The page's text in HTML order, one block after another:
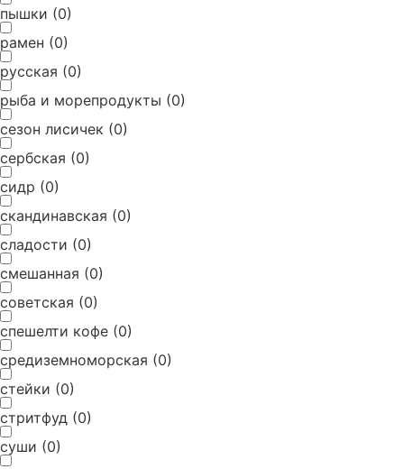
пышки (0)
рамен (0)
русская (0)
рыба и морепродукты (0)
сезон лисичек (0)
сербская (0)
сидр (0)
скандинавская (0)
сладости (0)
смешанная (0)
советская (0)
спешелти кофе (0)
средиземноморская (0)
стейки (0)
стритфуд (0)
суши (0)